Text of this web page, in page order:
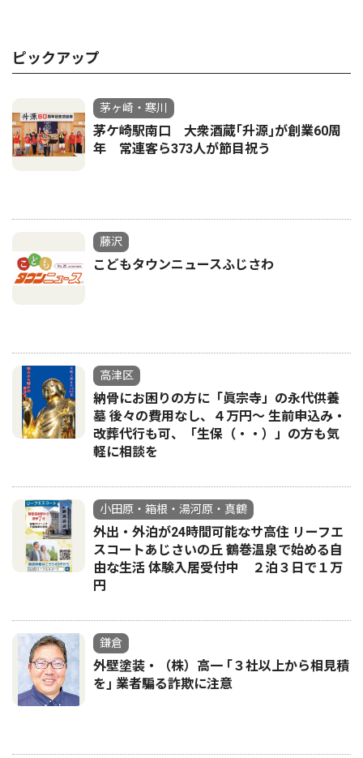
ピックアップ
茅ヶ崎・寒川
茅ケ崎駅南口 大衆酒蔵｢升源｣が創業60周
年 常連客ら373人が節目祝う
藤沢
こどもタウンニュースふじさわ
高津区
納骨にお困りの方に「眞宗寺」の永代供養
墓 後々の費用なし、４万円～ 生前申込み・
改葬代行も可、「生保（・・）」の方も気
軽に相談を
小田原・箱根・湯河原・真鶴
外出・外泊が24時間可能なサ高住 リーフエ
スコートあじさいの丘 鶴巻温泉で始める自
由な生活 体験入居受付中 ２泊３日で１万
円
鎌倉
外壁塗装・（株）高一 ｢３社以上から相見積
を｣ 業者騙る詐欺に注意